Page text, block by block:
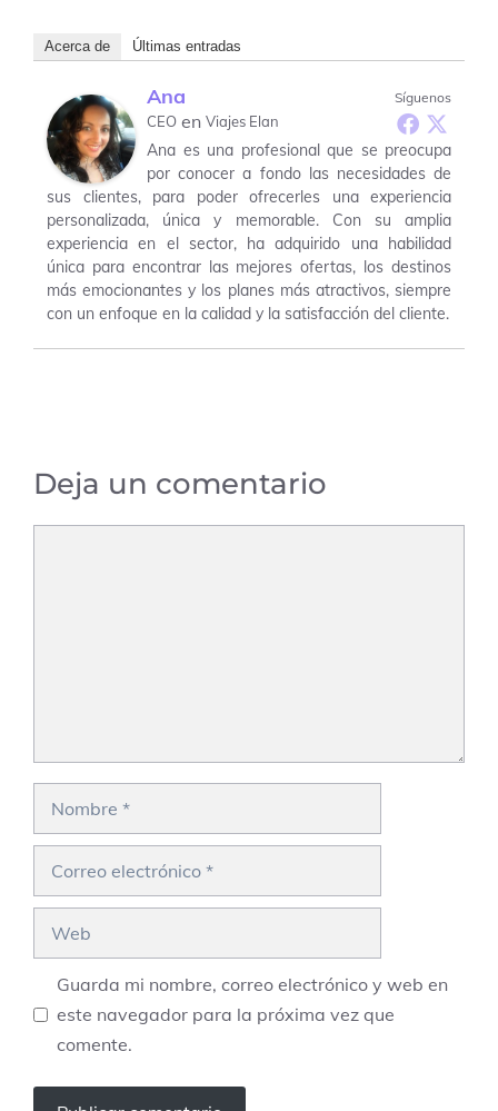
Acerca de Últimas entradas
Síguenos
Ana
CEO en Viajes Elan
Ana es una profesional que se preocupa
por conocer a fondo las necesidades de
sus clientes, para poder ofrecerles una experiencia
personalizada, única y memorable. Con su amplia
experiencia en el sector, ha adquirido una habilidad
única para encontrar las mejores ofertas, los destinos
más emocionantes y los planes más atractivos, siempre
con un enfoque en la calidad y la satisfacción del cliente.
Deja un comentario
Guarda mi nombre, correo electrónico y web en
este navegador para la próxima vez que
comente.